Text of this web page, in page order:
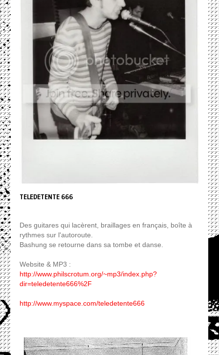
TELEDETENTE 666
Des guitares qui lacèrent, braillages en français, boîte à
rythmes sur l'autoroute.
Bashung se retourne dans sa tombe et danse.
Website & MP3 :
http://www.philscrotum.org/~mp3/index.php?
dir=teledetente666%2F
http://www.myspace.com/teledetente666